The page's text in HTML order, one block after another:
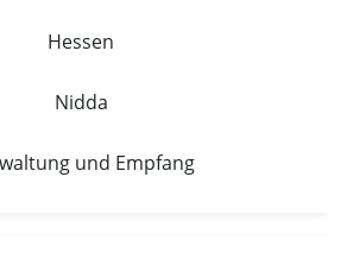
Hessen
Nidda
und Empfang